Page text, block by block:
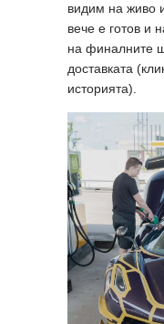
видим на живо
вече е готов и
на финалните
доставката
историята).